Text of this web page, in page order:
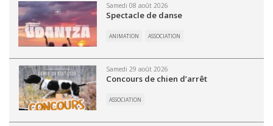
Samedi 08 août 2026
Spectacle de danse
ANIMATION ASSOCIATION
Samedi 29 août 2026
Concours de chien d’arrêt
ASSOCIATION